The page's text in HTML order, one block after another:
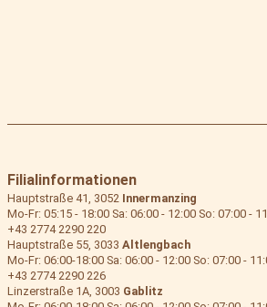
Filialinformationen
Hauptstraße 41, 3052 Innermanzing
Mo-Fr: 05:15 - 18:00 Sa: 06:00 - 12:00 So: 07:00 -
+43 2774 2290 220
Hauptstraße 55, 3033 Altlengbach
Mo-Fr: 06:00-18:00 Sa: 06:00 - 12:00 So: 07:00 -
+43 2774 2290 226
Linzerstraße 1A, 3003 Gablitz